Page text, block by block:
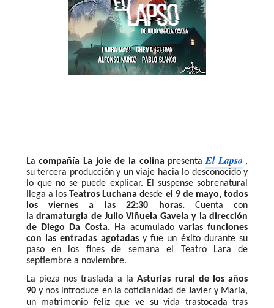
Lacompañía La joie de la colina presenta El Lapso ,
su tercera producción y un viaje hacia lo desconocido y
lo que no se puede explicar. El suspense sobrenatural
llega a losTeatros Luchana desde el 9 de mayo, todos
los viernes a las 22:30 horas.Cuenta con
ladramaturgia de Julio Viñuela Gavela y la dirección
de Diego Da Costa.Ha acumuladovarias funciones
con las entradas agotadasy fue un éxito durante su
paso en los fines de semana el Teatro Lara de
septiembre a noviembre.
La pieza nos traslada a laAsturias rural de los años
90y nos introduce en la cotidianidad de Javier y María,
un matrimonio feliz que ve su vida trastocada tras